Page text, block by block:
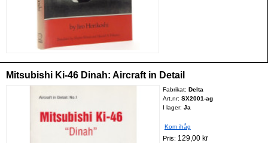
Mitsubishi Ki-46 Dinah: Aircraft in Detail
Fabrikat: Delta
Art.nr: SX2001-ag
I lager: Ja
Kom ihåg
Pris: 129,00 kr